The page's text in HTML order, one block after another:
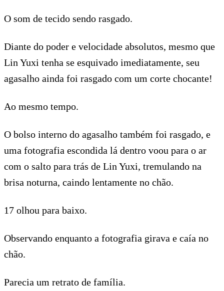
O som de tecido sendo rasgado.
Diante do poder e velocidade absolutos, mesmo que
Lin Yuxi tenha se esquivado imediatamente, seu
agasalho ainda foi rasgado com um corte chocante!
Ao mesmo tempo.
O bolso interno do agasalho também foi rasgado, e
uma fotografia escondida lá dentro voou para o ar
com o salto para trás de Lin Yuxi, tremulando na
brisa noturna, caindo lentamente no chão.
17 olhou para baixo.
Observando enquanto a fotografia girava e caía no
chão.
Parecia um retrato de família.